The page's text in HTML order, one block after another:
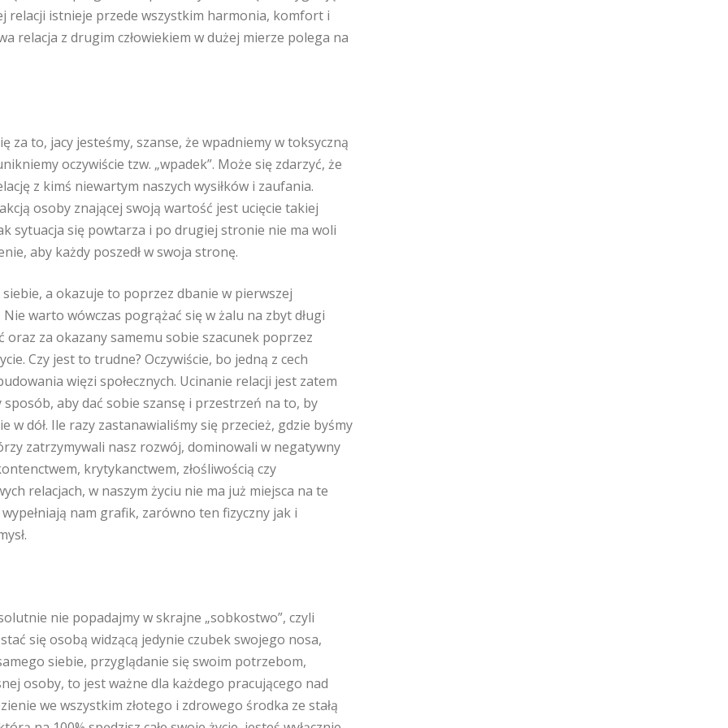
relacji istnieje przede wszystkim harmonia, komfort i
relacja z drugim człowiekiem w dużej mierze polega na
za to, jacy jesteśmy, szanse, że wpadniemy w toksyczną
oczywiście tzw. „wpadek”. Może się zdarzyć, że
z kimś niewartym naszych wysiłków i zaufania.
osoby znającej swoją wartość jest ucięcie takiej
sytuacja się powtarza i po drugiej stronie nie ma woli
aby każdy poszedł w swoja stronę.
a okazuje to poprzez dbanie w pierwszej
warto wówczas pogrążać się w żalu na zbyt długi
oraz za okazany samemu sobie szacunek poprzez
Czy jest to trudne? Oczywiście, bo jedną z cech
więzi społecznych. Ucinanie relacji jest zatem
aby dać sobie szansę i przestrzeń na to, by
dół. Ile razy zastanawialiśmy się przecież, gdzie byśmy
zatrzymywali nasz rozwój, dominowali w negatywny
krytykanctwem, złośliwością czy
relacjach, w naszym życiu nie ma już miejsca na te
nam grafik, zarówno ten fizyczny jak i
nie popadajmy w skrajne „sobkostwo”, czyli
się osobą widzącą jedynie czubek swojego nosa,
siebie, przyglądanie się swoim potrzebom,
osoby, to jest ważne dla każdego pracującego nad
we wszystkim złotego i zdrowego środka ze stałą